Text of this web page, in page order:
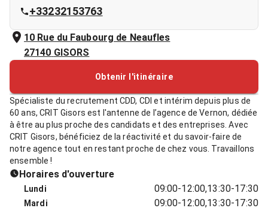
+33232153763
10 Rue du Faubourg de Neaufles
27140 GISORS
Obtenir l'itinéraire
Spécialiste du recrutement CDD, CDI et intérim depuis plus de
60 ans, CRIT Gisors est l'antenne de l’agence de Vernon, dédiée
à être au plus proche des candidats et des entreprises. Avec
CRIT Gisors, bénéficiez de la réactivité et du savoir-faire de
notre agence tout en restant proche de chez vous. Travaillons
ensemble !
Horaires d'ouverture
Lundi 09:00-12:00,13:30-17:30
Mardi 09:00-12:00,13:30-17:30